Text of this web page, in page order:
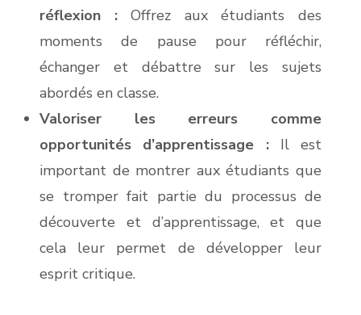
réflexion :Offrez aux étudiants des
moments de pause pour réfléchir,
échanger et débattre sur les sujets
abordés en classe.
Valoriser les erreurs comme
opportunités d’apprentissage :Il est
important de montrer aux étudiants que
se tromper fait partie du processus de
découverte et d’apprentissage, et que
cela leur permet de développer leur
esprit critique.